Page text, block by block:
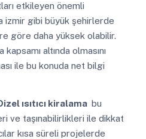
etkileyen önemli
izmir gibi büyük şehirlerde
göre daha yüksek olabilir.
altında olmasını
ile bu konuda net bilgi
ısıtıcı kiralama bu
ve taşınabilirlikleri ile dikkat
kısa süreli projelerde